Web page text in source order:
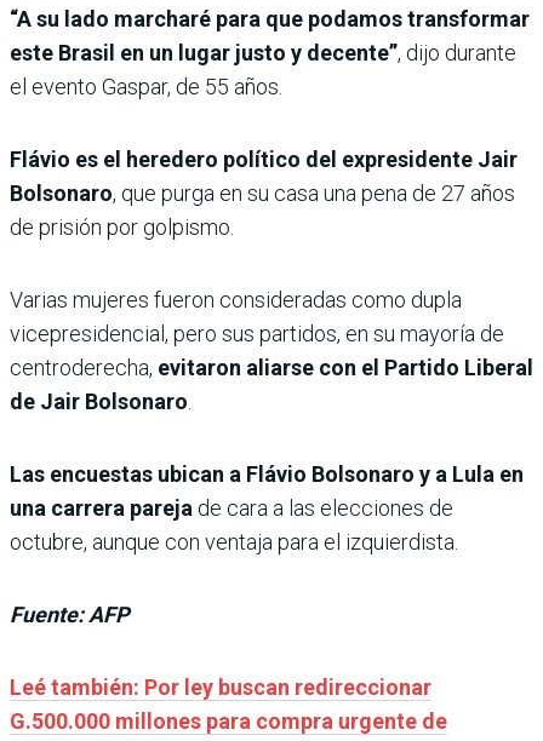
“A su lado marcharé para que podamos transformar
este Brasil en un lugar justo y decente”, dijo durante
el evento Gaspar, de 55 años.
Flávio es el heredero político del expresidente Jair
Bolsonaro, que purga en su casa una pena de 27 años
de prisión por golpismo.
Varias mujeres fueron consideradas como dupla
vicepresidencial, pero sus partidos, en su mayoría de
centroderecha, evitaron aliarse con el Partido Liberal
de Jair Bolsonaro
Las encuestas ubican a Flávio Bolsonaro y a Lula en
una carrera pareja de cara a las elecciones de
octubre, aunque con ventaja para el izquierdista.
Fuente: AFP
Leé también: Por ley buscan redireccionar
G.500.000 millones para compra urgente de